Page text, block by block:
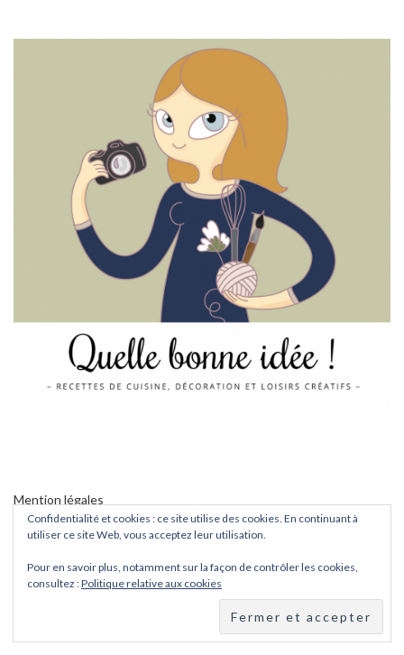
Mention légales
Politique de confidentialité
Confidentialité et cookies : ce site utilise des cookies. En continuant à
utiliser ce site Web, vous acceptez leur utilisation.
Pour en savoir plus, notamment sur la façon de contrôler les cookies,
consultez :Politique relative aux cookies